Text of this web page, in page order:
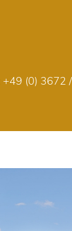
+49 (0) 3672